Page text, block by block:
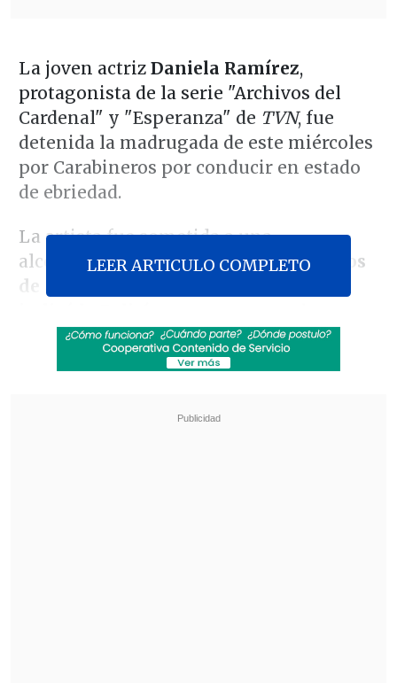
La joven actriz Daniela Ramírez,
protagonista de la serie "Archivos del
Cardenal" y "Esperanza" de TVN, fue
detenida la madrugada de este miércoles
por Carabineros por conducir en estado
de ebriedad.
La artista fue sometida a una
alcoholemia que arrojó3,39 miligramos
de alcohol por litro de sangre, según
realizando un control vehicular a la
altura de la plaza Inés de Suárez en
LEER ARTICULO COMPLETO